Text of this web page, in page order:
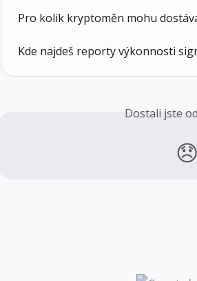
Pro kolik kryptoměn mohu
Kde najdeš reporty výkonnosti
Dostali jste
😞